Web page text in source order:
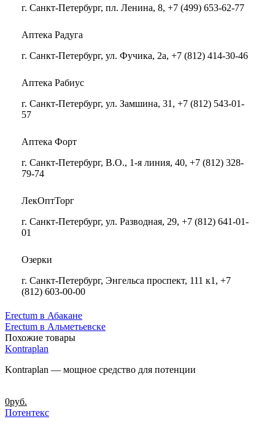
г. Санкт-Петербург, пл. Ленина, 8, +7 (499) 653-62-77
Аптека Радуга
г. Санкт-Петербург, ул. Фучика, 2а, +7 (812) 414-30-46
Аптека Рабиус
г. Санкт-Петербург, ул. Замшина, 31, +7 (812) 543-01-
57
Аптека Форт
г. Санкт-Петербург, В.О., 1-я линия, 40, +7 (812) 328-
79-74
ЛекОптТорг
г. Санкт-Петербург, ул. Разводная, 29, +7 (812) 641-01-
01
Озерки
г. Санкт-Петербург, Энгельса проспект, 111 к1, +7
(812) 603-00-00
Erectum в Абакане
Erectum в Альметьевске
Похожие товары
Kontraplan
Kontraplan — мощное средство для потенции
0руб.
Потентекс